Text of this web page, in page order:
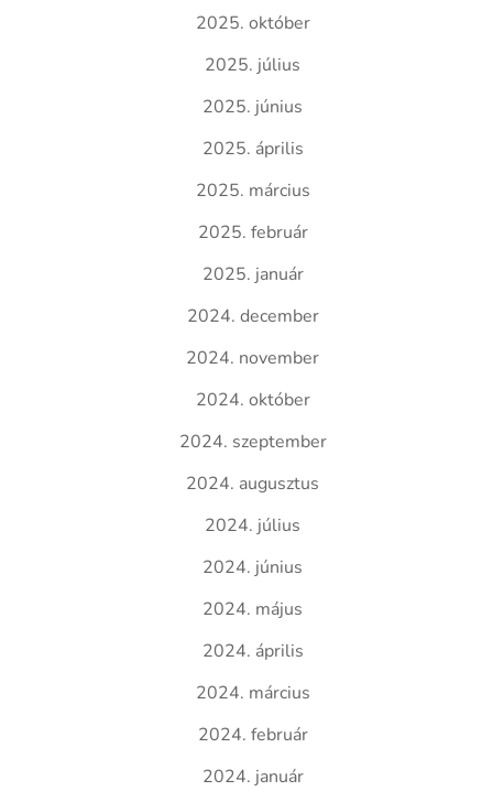
2025. október
2025. július
2025. június
2025. április
2025. március
2025. február
2025. január
2024. december
2024. november
2024. október
2024. szeptember
2024. augusztus
2024. július
2024. június
2024. május
2024. április
2024. március
2024. február
2024. január